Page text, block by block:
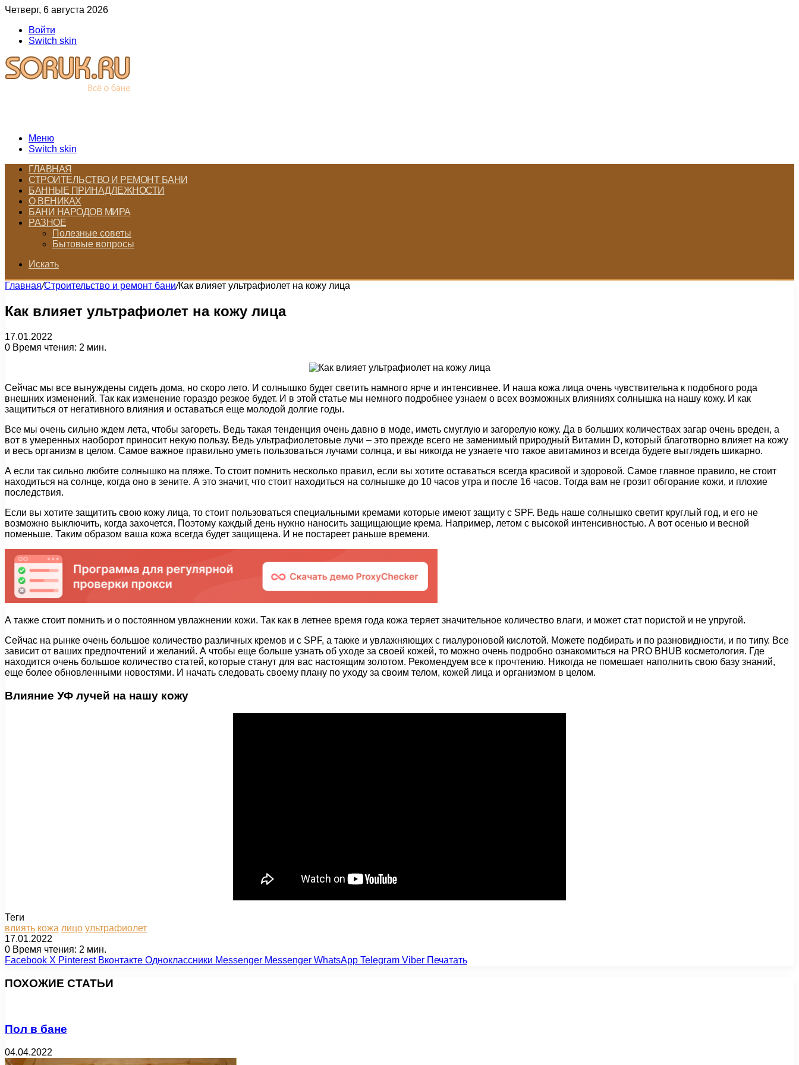
Четверг, 6 августа 2026
Войти
Switch skin
Меню
Switch skin
ГЛАВНАЯ
СТРОИТЕЛЬСТВО И РЕМОНТ БАНИ
БАННЫЕ ПРИНАДЛЕЖНОСТИ
О ВЕНИКАХ
БАНИ НАРОДОВ МИРА
РАЗНОЕ
Полезные советы
Бытовые вопросы
Искать
Главная/Строительство и ремонт бани/Как влияет ультрафиолет на кожу лица
Как влияет ультрафиолет на кожу лица
17.01.2022
0 Время чтения: 2 мин.
Сейчас мы все вынуждены сидеть дома, но скоро лето. И солнышко будет светить намного ярче и интенсивнее. И наша кожа лица очень чувствительна к подобного рода
внешних изменений. Так как изменение гораздо резкое будет. И в этой статье мы немного подробнее узнаем о всех возможных влияниях солнышка на нашу кожу. И как
защититься от негативного влияния и оставаться еще молодой долгие годы.
Все мы очень сильно ждем лета, чтобы загореть. Ведь такая тенденция очень давно в моде, иметь смуглую и загорелую кожу. Да в больших количествах загар очень вреден, а
вот в умеренных наоборот приносит некую пользу. Ведь ультрафиолетовые лучи – это прежде всего не заменимый природный Витамин D, который благотворно влияет на кожу
и весь организм в целом. Самое важное правильно уметь пользоваться лучами солнца, и вы никогда не узнаете что такое авитаминоз и всегда будете выглядеть шикарно.
А если так сильно любите солнышко на пляже. То стоит помнить несколько правил, если вы хотите оставаться всегда красивой и здоровой. Самое главное правило, не стоит
находиться на солнце, когда оно в зените. А это значит, что стоит находиться на солнышке до 10 часов утра и после 16 часов. Тогда вам не грозит обгорание кожи, и плохие
последствия.
Если вы хотите защитить свою кожу лица, то стоит пользоваться специальными кремами которые имеют защиту с SPF. Ведь наше солнышко светит круглый год, и его не
возможно выключить, когда захочется. Поэтому каждый день нужно наносить защищающие крема. Например, летом с высокой интенсивностью. А вот осенью и весной
поменьше. Таким образом ваша кожа всегда будет защищена. И не постареет раньше времени.
А также стоит помнить и о постоянном увлажнении кожи. Так как в летнее время года кожа теряет значительное количество влаги, и может стат пористой и не упругой.
Сейчас на рынке очень большое количество различных кремов и с SPF, а также и увлажняющих с гиалуроновой кислотой. Можете подбирать и по разновидности, и по типу. Все
зависит от ваших предпочтений и желаний. А чтобы еще больше узнать об уходе за своей кожей, то можно очень подробно ознакомиться на PRO BHUB косметология. Где
находится очень большое количество статей, которые станут для вас настоящим золотом. Рекомендуем все к прочтению. Никогда не помешает наполнить свою базу знаний,
еще более обновленными новостями. И начать следовать своему плану по уходу за своим телом, кожей лица и организмом в целом.
Влияние УФ лучей на нашу кожу
Теги
влиять кожа лицо ультрафиолет
17.01.2022
0 Время чтения: 2 мин.
Facebook X Pinterest Вконтакте Одноклассники Messenger Messenger WhatsApp Telegram Viber Печатать
ПОХОЖИЕ СТАТЬИ
Пол в бане
04.04.2022